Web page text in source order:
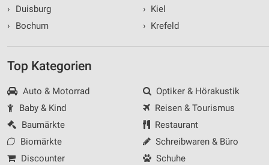
›
Duisburg
›
Bochum
› Kiel
› Krefeld
Top Kategorien
Auto & Motorrad
Baby & Kind
Baumärkte
Biomärkte
Discounter
Optiker & Hörakustik
Reisen & Tourismus
Restaurant
Schreibwaren & Büro
Schuhe